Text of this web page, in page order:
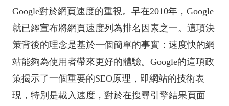
Google對於網頁速度的重視。早在2010年，Google
就已經宣布將網頁速度列為排名因素之一。這項決
策背後的理念是基於一個簡單的事實：速度快的網
站能夠為使用者帶來更好的體驗。Google的這項政
策揭示了一個重要的SEO原理，即網站的技術表
現，特別是載入速度，對於在搜尋引擎結果頁面